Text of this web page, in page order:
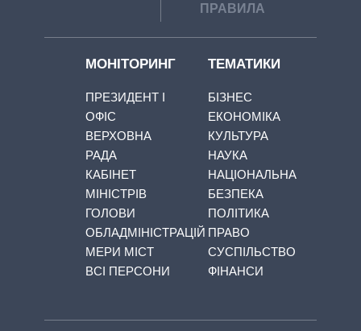
ПРАВИЛА
МОНІТОРИНГ
ПРЕЗИДЕНТ І
ОФІС
ВЕРХОВНА
РАДА
КАБІНЕТ
МІНІСТРІВ
ГОЛОВИ
ОБЛАДМІНІСТРАЦІЙ
МЕРИ МІСТ
ВСІ ПЕРСОНИ
ТЕМАТИКИ
БІЗНЕС
ЕКОНОМІКА
КУЛЬТУРА
НАУКА
НАЦІОНАЛЬНА
БЕЗПЕКА
ПОЛІТИКА
ПРАВО
СУСПІЛЬСТВО
ФІНАНСИ